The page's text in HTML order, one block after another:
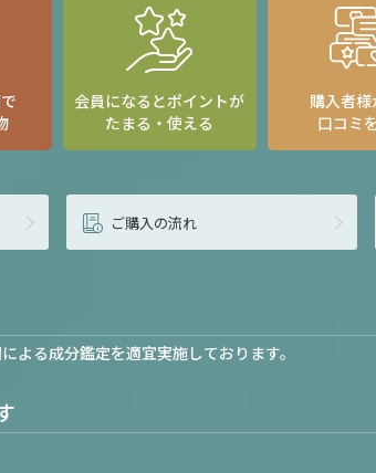
会員になるとポイントが
たまる・使える
購入者様
口コミ
ご購入の流れ
よる成分鑑定を適宜実施しております。